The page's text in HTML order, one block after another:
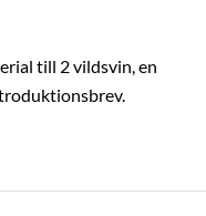
till 2 vildsvin, en